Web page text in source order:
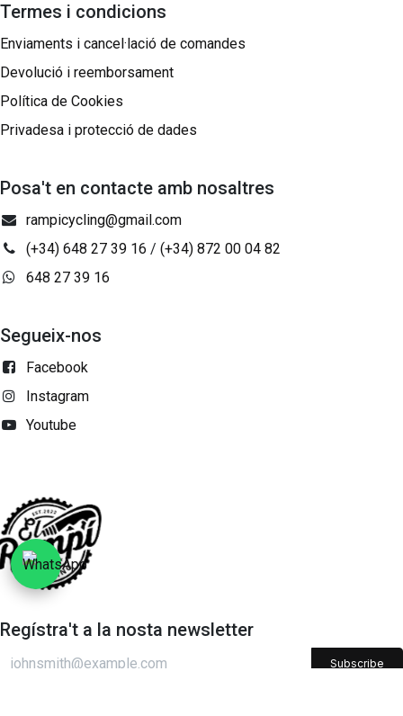
Termes i condicions
Enviaments i cancel·lació de comandes
Devolució i reemborsament
Política de Cookies
Privadesa i protecció de dades
Posa't en contacte amb nosaltres
rampicycling@gmail.com
(+34) 648 27 39 16 / (+34) 872 00 04 82
648 27 39 16
Segueix-nos
Facebook
Instagram
Youtube
Regístra't a la nosta newsletter
Subscribe